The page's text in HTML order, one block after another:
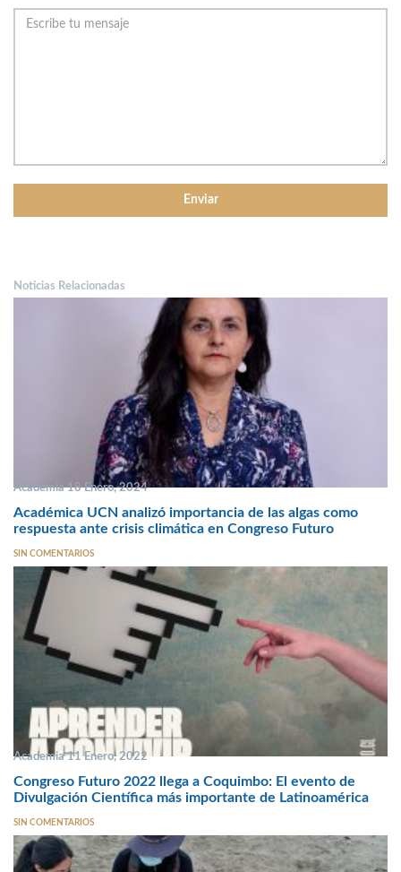
Noticias Relacionadas
Academia 18 Enero, 2024
Académica UCN analizó importancia de las algas como
respuesta ante crisis climática en Congreso Futuro
SIN COMENTARIOS
Academia 11 Enero, 2022
Congreso Futuro 2022 llega a Coquimbo: El evento de
Divulgación Científica más importante de Latinoamérica
SIN COMENTARIOS